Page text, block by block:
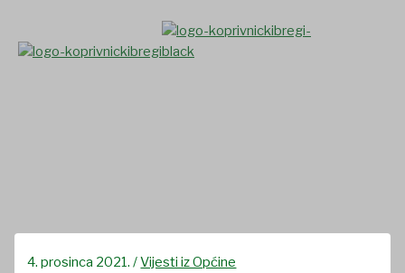
content
4. prosinca 2021./Vijesti iz Općine